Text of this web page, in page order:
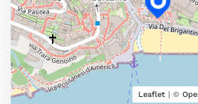
Leaflet | ©